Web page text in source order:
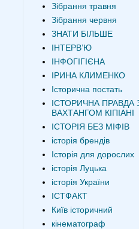
Зібрання травня
Зібрання червня
ЗНАТИ БІЛЬШЕ
ІНТЕРВʼЮ
ІНФОГІГІЄНА
ІРИНА КЛИМЕНКО
Історична постать
ІСТОРИЧНА ПРАВДА
ВАХТАНГОМ КІПІАНІ
ІСТОРІЯ БЕЗ МІФІВ
історія брендів
Історія для дорослих
історія Луцька
історія України
ІСТФАКТ
Київ історичний
кінематограф